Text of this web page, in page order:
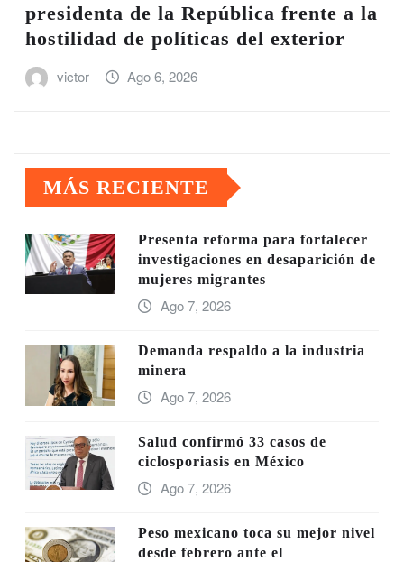
presidenta de la República frente a la
hostilidad de políticas del exterior
victor Ago 6, 2026
MÁS RECIENTE
Presenta reforma para fortalecer
investigaciones en desaparición de
mujeres migrantes
Ago 7, 2026
Demanda respaldo a la industria
minera
Ago 7, 2026
Salud confirmó 33 casos de
ciclosporiasis en México
Ago 7, 2026
Peso mexicano toca su mejor nivel
desde febrero ante el